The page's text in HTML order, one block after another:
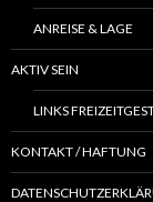
ANREISE & LAGE
AKTIV SEIN
LINKS
KONTAKT / HAFTUNG